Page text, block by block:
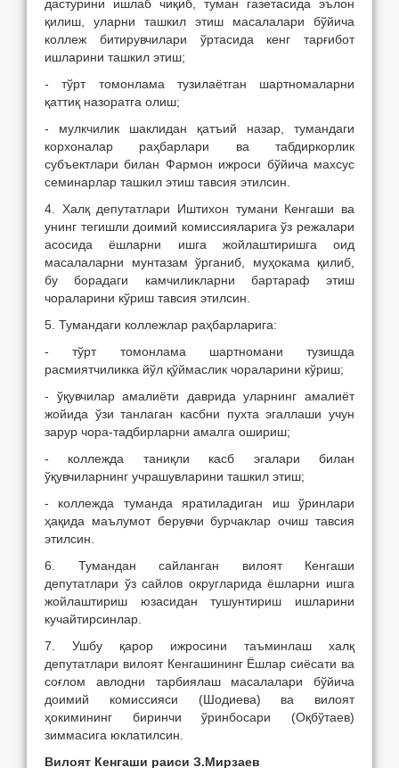
дастурини ишлаб чиқиб, туман газетасида эълон
қилиш, уларни ташкил этиш масалалари бўйича
коллеж битирувчилари ўртасида кенг тарғибот
ишларини ташкил этиш;
- тўрт томонлама тузилаётган шартномаларни
қаттиқ назоратга олиш;
- мулкчилик шаклидан қатъий назар, тумандаги
корхоналар раҳбарлари ва табдиркорлик
субъектлари билан Фармон ижроси бўйича махсус
семинарлар ташкил этиш тавсия этилсин.
4. Халқ депутатлари Иштихон тумани Кенгаши ва
унинг тегишли доимий комиссияларига ўз режалари
асосида ёшларни ишга жойлаштиришга оид
масалаларни мунтазам ўрганиб, муҳокама қилиб,
бу борадаги камчиликларни бартараф этиш
чораларини кўриш тавсия этилсин.
5. Тумандаги коллежлар раҳбарларига:
- тўрт томонлама шартномани тузишда
расмиятчиликка йўл қўймаслик чораларини кўриш;
- ўқувчилар амалиёти даврида уларнинг амалиёт
жойида ўзи танлаган касбни пухта эгаллаши учун
зарур чора-тадбирларни амалга ошириш;
- коллежда таниқли касб эгалари билан
ўқувчиларнинг учрашувларини ташкил этиш;
- коллежда туманда яратиладиган иш ўринлари
ҳақида маълумот берувчи бурчаклар очиш тавсия
этилсин.
6. Тумандан сайланган вилоят Кенгаши
депутатлари ўз сайлов округларида ёшларни ишга
жойлаштириш юзасидан тушунтириш ишларини
кучайтирсинлар.
7. Ушбу қарор ижросини таъминлаш халқ
депутатлари вилоят Кенгашининг Ёшлар сиёсати ва
соғлом авлодни тарбиялаш масалалари бўйича
доимий комиссияси (Шодиева) ва вилоят
ҳокимининг биринчи ўринбосари (Оқбўтаев)
зиммасига юклатилсин.
Вилоят Кенгаши раиси З.Мирзаев